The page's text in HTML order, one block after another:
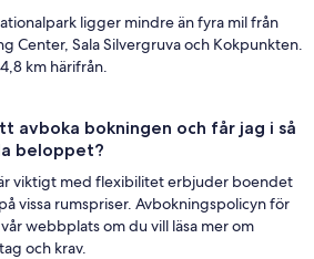
ligger mindre än fyra mil från
Center, Sala Silvergruva och Kokpunkten.
km härifrån.
avboka bokningen och får jag i så
beloppet?
viktigt med flexibilitet erbjuder boendet
vissa rumspriser. Avbokningspolicyn för
webbplats om du vill läsa mer om
och krav.